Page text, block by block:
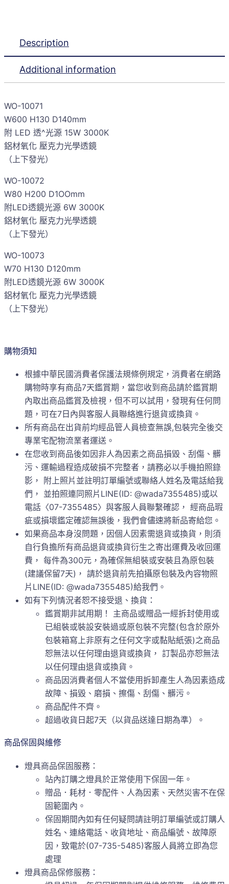
Description
Additional information
WO-10071
W600 H130 D140mm
附 LED 透^光源 15W 3000K
鋁材氧化 壓克力光學透鏡
（上下發光）
WO-10072
W80 H200 D1OOmm
附LED透鏡光源 6W 3000K
鋁材氧化 壓克力光學透鏡
（上下發光）
WO-10073
W70 H130 D120mm
附LED透鏡光源 6W 3000K
鋁材氧化 壓克力光學透鏡
（上下發光）
購物須知
根據中華民國消費者保護法規條例規定，消費者在網路
購物時享有商品7天鑑賞期，當您收到商品請於鑑賞期
內取出商品鑑賞及檢視，但不可以試用，發現有任何問
題，可在7日內與客服人員聯絡進行退貨或換貨。
所有商品在出貨前均經品管人員檢查無誤,包裝完全後交
專業宅配物流業者運送。
在您收到商品後如因非人為因素之商品損毀、刮傷、髒
污、運輸過程造成破損不完整者，請務必以手機拍照錄
影， 附上照片並註明訂單編號或聯絡人姓名及電話給我
們， 並拍照連同照片LINE(ID: @wada7355485)或以
電話〈07-7355485〉與客服人員聯繫確認， 經商品瑕
疵或損壞鑑定確認無誤後，我們會儘速將新品寄給您。
如果商品本身沒問題，因個人因素需退貨或換貨，則須
自行負擔所有商品退貨或換貨衍生之寄出運費及收回運
費， 每件為300元，為確保無組裝或安裝且為原包裝
(建議保留7天)， 請於退貨前先拍攝原包裝及內容物照
片LINE(ID: @wada7355485)給我們。
如有下列情況者恕不接受退、換貨：
鑑賞期非試用期！ 主商品或贈品一經拆封使用或
已組裝或裝設安裝過或原包裝不完整(包含於原外
包裝箱寫上非原有之任何文字或黏貼紙張)之商品
恕無法以任何理由退貨或換貨， 訂製品亦恕無法
以任何理由退貨或換貨。
商品因消費者個人不當使用拆卸產生人為因素造成
故障、損毀、磨損、擦傷、刮傷、髒污。
商品配件不齊。
超過收貨日起7天（以貨品送達日期為準）。
商品保固與維修
燈具商品保固服務：
站內訂購之燈具於正常使用下保固一年。
贈品．耗材．零配件、人為因素、天然災害不在保
固範圍內。
保固期間內如有任何疑問請註明訂單編號或訂購人
姓名、連絡電話、收貨地址、商品編號、故障原
因，致電於(07-735-5485)客服人員將立即為您
處理
燈具商品保修服務：